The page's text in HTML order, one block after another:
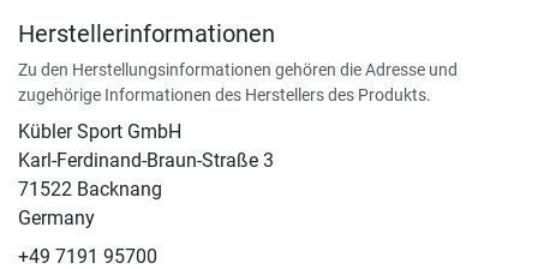
Herstellerinformationen
Zu den Herstellungsinformationen gehören die Adresse und
zugehörige Informationen des Herstellers des Produkts.
Kübler Sport GmbH
Karl-Ferdinand-Braun-Straße 3
71522 Backnang
Germany
+49 7191 95700